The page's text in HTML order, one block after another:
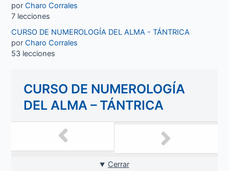
porCharo Corrales
7 lecciones
CURSO DE NUMEROLOGÍA DEL ALMA - TÁNTRICA
porCharo Corrales
53 lecciones
CURSO DE NUMEROLOGÍA
DEL ALMA – TÁNTRICA
Cerrar